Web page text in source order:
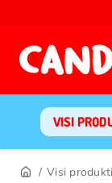
VISI
Visi produkti